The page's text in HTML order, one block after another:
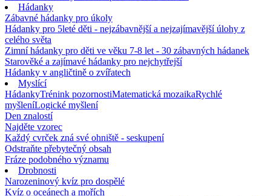
Hádanky
Zábavné hádanky pro úkoly
Hádanky pro 5leté děti - nejzábavnější a nejzajímavější úlohy z
celého světa
Zimní hádanky pro děti ve věku 7-8 let - 30 zábavných hádanek
Starověké a zajímavé hádanky pro nejchytřejší
Hádanky v angličtině o zvířatech
Myslící
HádankyTrénink pozornostiMatematická mozaikaRychlé
myšleníLogické myšlení
Den znalostí
Najděte vzorec
Každý cvrček zná své ohniště - seskupení
Odstraňte přebytečný obsah
Fráze podobného významu
Drobnosti
Narozeninový kvíz pro dospělé
Kvíz o oceánech a mořích